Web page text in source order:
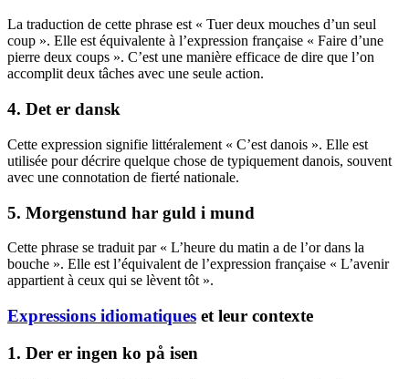
La traduction de cette phrase est « Tuer deux mouches d’un seul
coup ». Elle est équivalente à l’expression française « Faire d’une
pierre deux coups ». C’est une manière efficace de dire que l’on
accomplit deux tâches avec une seule action.
4. Det er dansk
Cette expression signifie littéralement « C’est danois ». Elle est
utilisée pour décrire quelque chose de typiquement danois, souvent
avec une connotation de fierté nationale.
5. Morgenstund har guld i mund
Cette phrase se traduit par « L’heure du matin a de l’or dans la
bouche ». Elle est l’équivalent de l’expression française « L’avenir
appartient à ceux qui se lèvent tôt ».
Expressions idiomatiques et leur contexte
1. Der er ingen ko på isen